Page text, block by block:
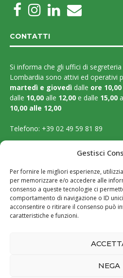
Gestisci
Per fornire le migliori esperienze,
per memorizzare e/o accedere alle
consenso a queste tecnologie ci
comportamento di navigazione o ID
acconsentire o ritirare il consenso può
caratteristiche e funzioni.
NEGA
CONTATTI
Si informa che gli uffici di segreteria
Lombardia sono attivi ed operativi
martedì e giovedì dalle ore 10,00
dalle 10,00 alle 12,00 e dalle 15,00
10,00 alle 12,00
Telefono: +39 02 49 59 81 89
LEGAL PAGES
Amministrazione trasparente